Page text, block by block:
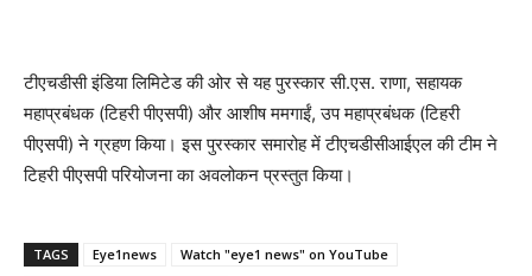
टीएचडीसी इंडिया लिमिटेड की ओर से यह पुरस्कार सी.एस. राणा, सहायक
महाप्रबंधक (टिहरी पीएसपी) और आशीष ममगाईं, उप महाप्रबंधक (टिहरी
पीएसपी) ने ग्रहण किया। इस पुरस्कार समारोह में टीएचडीसीआईएल की टीम ने
टिहरी पीएसपी परियोजना का अवलोकन प्रस्तुत किया।
TAGS Eye1news
Watch "eye1 news" on YouTube